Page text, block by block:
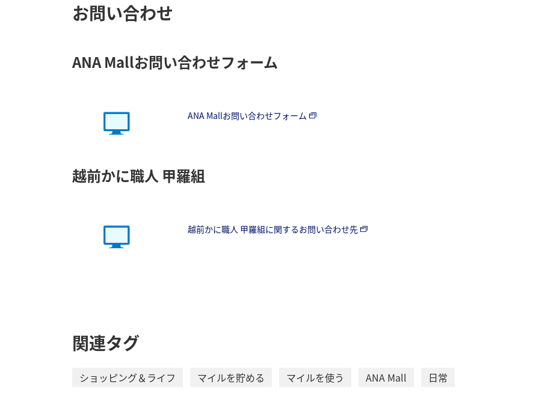
お問い合わせ
ANA Mallお問い合わせフォーム
ANA Mallお問い合わせフォーム
越前かに職人 甲羅組
越前かに職人 甲羅組に関するお問い合わせ先
関連タグ
ショッピング＆ライフ マイルを貯める マイルを使う ANA Mall 日常